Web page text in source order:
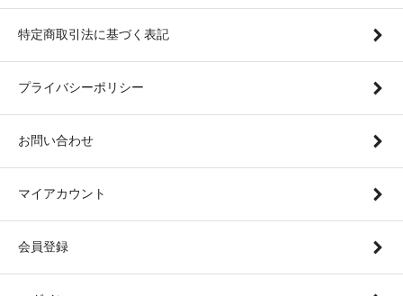
特定商取引法に基づく表記
プライバシーポリシー
お問い合わせ
マイアカウント
会員登録